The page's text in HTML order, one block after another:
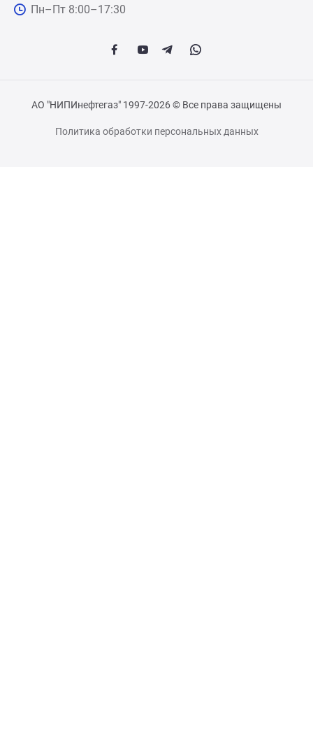
Пн–Пт 8:00–17:30
АО "НИПИнефтегаз" 1997-2026 © Все права защищены
Политика обработки персональных данных